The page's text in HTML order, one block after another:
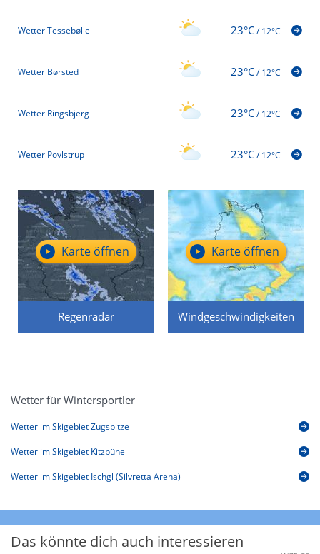
Wetter Tessebølle 23°C/12°C
Wetter Børsted 23°C/12°C
Wetter Ringsbjerg 23°C/12°C
Wetter Povlstrup 23°C/12°C
Regenradar
Karte öffnen
Windgeschwindigkeiten
Karte öffnen
Wetter für Wintersportler
Wetter im Skigebiet Zugspitze
Wetter im Skigebiet Kitzbühel
Wetter im Skigebiet Ischgl (Silvretta Arena)
Das könnte dich auch interessieren